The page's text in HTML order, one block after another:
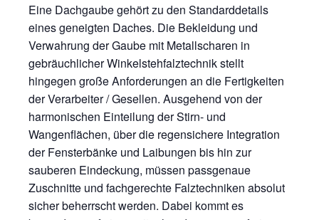
Eine Dachgaube gehört zu den Standarddetails
eines geneigten Daches. Die Bekleidung und
Verwahrung der Gaube mit Metallscharen in
gebräuchlicher Winkelstehfalztechnik stellt
hingegen große Anforderungen an die Fertigkeiten
der Verarbeiter / Gesellen. Ausgehend von der
harmonischen Einteilung der Stirn- und
Wangenflächen, über die regensichere Integration
der Fensterbänke und Laibungen bis hin zur
sauberen Eindeckung, müssen passgenaue
Zuschnitte und fachgerechte Falztechniken absolut
sicher beherrscht werden. Dabei kommt es